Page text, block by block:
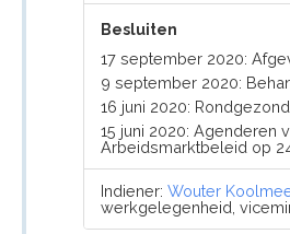
Besluiten
17 september 2020:
9 september 2020:
16 juni 2020:
15 juni 2020: Agenderen
Arbeidsmarktbeleid op
Indiener:Wouter
werkgelegenheid,